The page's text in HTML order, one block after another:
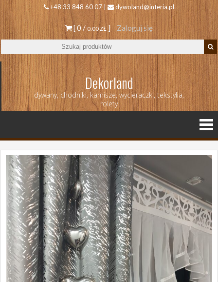
+48 33 848 60 07 | dywoland@interia.pl
[ 0 /0.00 ZŁ ] Zaloguj się
Dekorland
dywany, chodniki, karnisze, wycieraczki, tekstylia,
rolety